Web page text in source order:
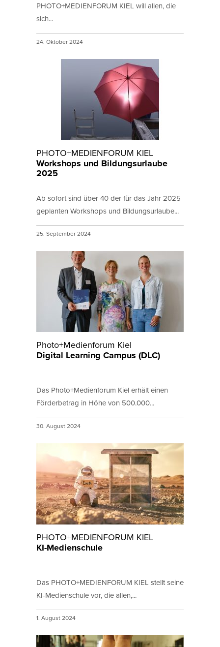
PHOTO+MEDIENFORUM KIEL will allen, die
sich...
24. Oktober 2024
PHOTO+MEDIENFORUM KIEL
Workshops und Bildungsurlaube
2025
Ab sofort sind über 40 der für das Jahr 2025
geplanten Workshops und Bildungsurlaube...
25. September 2024
Photo+Medienforum Kiel
Digital Learning Campus (DLC)
Das Photo+Medienforum Kiel erhält einen
Förderbetrag in Höhe von 500.000...
30. August 2024
PHOTO+MEDIENFORUM KIEL
KI-Medienschule
Das PHOTO+MEDIENFORUM KIEL stellt seine
KI-Medienschule vor, die allen,...
1. August 2024